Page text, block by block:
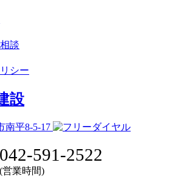
談
シー
設
南平8-5-17
042-591-2522
(営業時間)